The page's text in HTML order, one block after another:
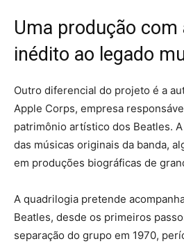
Uma produção com
inédito ao legado
Outro diferencial do projeto é a
Apple Corps, empresa
patrimônio artístico dos Beatles.
das músicas originais da banda,
em produções biográficas de
A quadrilogia pretende
Beatles, desde os primeiros
separação do grupo em 1970,